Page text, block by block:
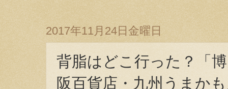
2017年11月24日金曜日
背脂はどこ行った？「
阪百貨店・九州うまか